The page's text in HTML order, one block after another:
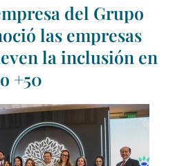
del Grupo
las empresas
la inclusión en
+50